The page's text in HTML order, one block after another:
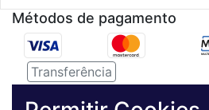
Métodos de pagamento
Transferência